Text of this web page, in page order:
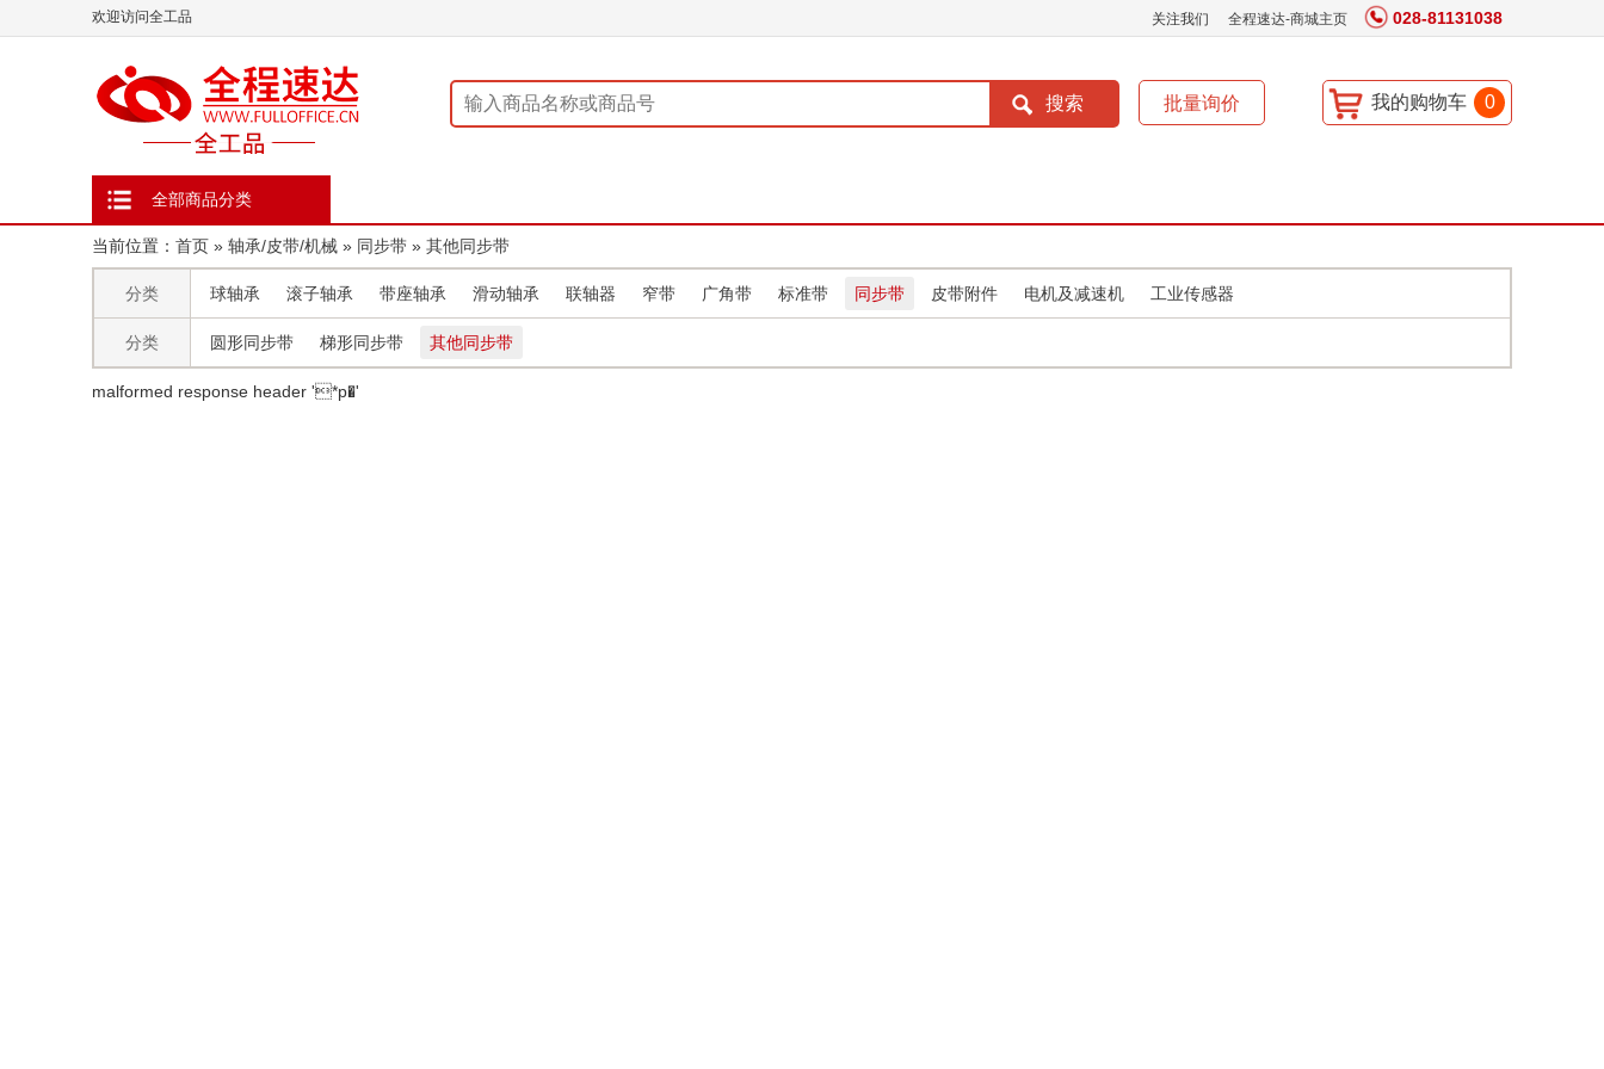
欢迎访问全工品 关注我们 全程速达-商城主页 028-81131038
我的购物车 0
全部商品分类
当前位置： 首页 » 轴承/皮带/机械 » 同步带 » 其他同步带
分类 球轴承 滚子轴承 带座轴承 滑动轴承 联轴器 窄带 广角带 标准带 同步带 皮带附件 电机及减速机 工业传感器
分类 圆形同步带 梯形同步带 其他同步带
malformed response header ' *p�'